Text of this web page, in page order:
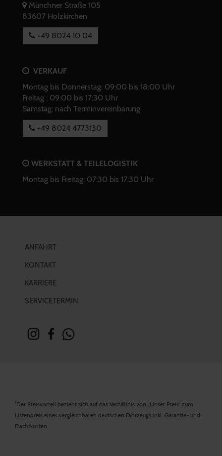
Münchner Straße 105
83607 Holzkirchen
+49 8024 10 04
VERKAUF
Montag bis Donnerstag: 09:00 bis 18:00 Uhr
Freitag : 09:00 bis 17:30 Uhr
Samstag: nach Terminvereinbarung
+49 8024 4773130
WERKSTATT & TEILELOGISTIK
Montag bis Freitag: 07:30 bis 17:30 Uhr
ANFAHRT
KONTAKT
KARRIERE
SERVICETERMIN
1Der Preisvorteil bezieht sich auf das Verhältnis von „Unser Preis“ zum
Listenpreis eines vergleichbaren deutschen Fahrzeugs inkl. Garantie- und
Frachtkosten